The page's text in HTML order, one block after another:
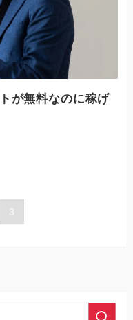
が無料なのに稼げ
3